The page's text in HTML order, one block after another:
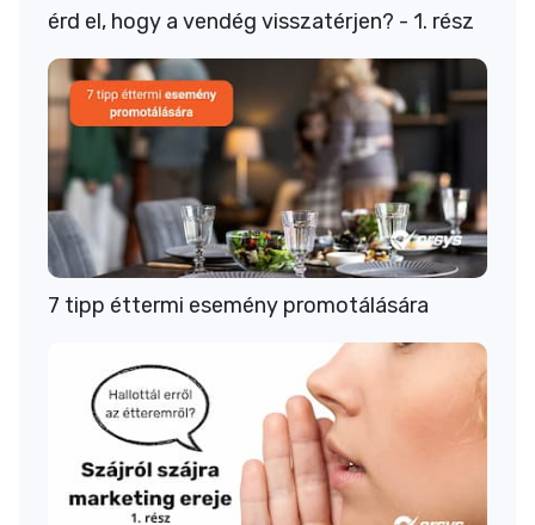
érd el, hogy a vendég visszatérjen? - 1. rész
7 tipp éttermi esemény promotálására